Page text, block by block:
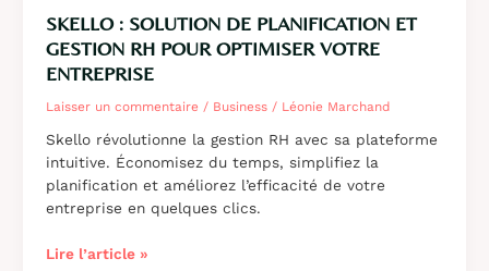
SKELLO : SOLUTION DE PLANIFICATION ET
GESTION RH POUR OPTIMISER VOTRE
ENTREPRISE
Laisser un commentaire / Business/ Léonie Marchand
Skello révolutionne la gestion RH avec sa plateforme
intuitive. Économisez du temps, simplifiez la
planification et améliorez l’efficacité de votre
entreprise en quelques clics.
Skello
Lire l’article »